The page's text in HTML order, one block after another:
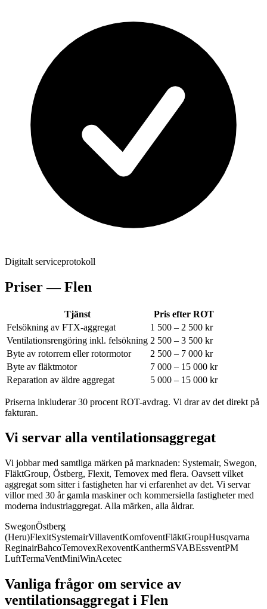
Digitalt serviceprotokoll
Priser —Flen
Tjänst
Pris efter ROT
Felsökning av FTX-aggregat
1 500 – 2 500 kr
Ventilationsrengöring inkl. felsökning 2 500 – 3 500 kr
Byte av rotorrem eller rotormotor
2 500 – 7 000 kr
Byte av fläktmotor
7 000 – 15 000 kr
Reparation av äldre aggregat
5 000 – 15 000 kr
Priserna inkluderar 30 procent ROT-avdrag. Vi drar av det direkt på
fakturan.
Vi servar alla ventilationsaggregat
Vi jobbar med samtliga märken på marknaden: Systemair, Swegon,
FläktGroup, Östberg, Flexit, Temovex med flera. Oavsett vilket
aggregat som sitter i fastigheten har vi erfarenhet av det. Vi servar
villor med 30 år gamla maskiner och kommersiella fastigheter med
moderna industriaggregat. Alla märken, alla åldrar.
SwegonÖstberg
(Heru)FlexitSystemairVillaventKomfoventFläktGroupHusqvarna
ReginairBahcoTemovexRexoventKanthermSVABEssventPM
LuftTermaVentMiniWinAcetec
Vanliga frågor om service av
ventilationsaggregat i Flen